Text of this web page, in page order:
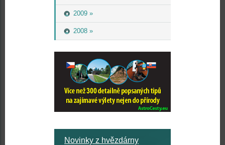
2009 »
2008 »
Novinky z hvězdárny